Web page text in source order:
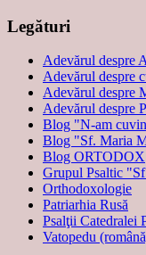
Legături
Adevărul despre
Adevărul despre
Adevărul despre
Adevărul despre
Blog "N-am
Blog "Sf. Maria
Blog ORTODOX
Grupul Psaltic
Orthodoxologie
Patriarhia Rusă
Psalţii Catedralei
Vatopedu